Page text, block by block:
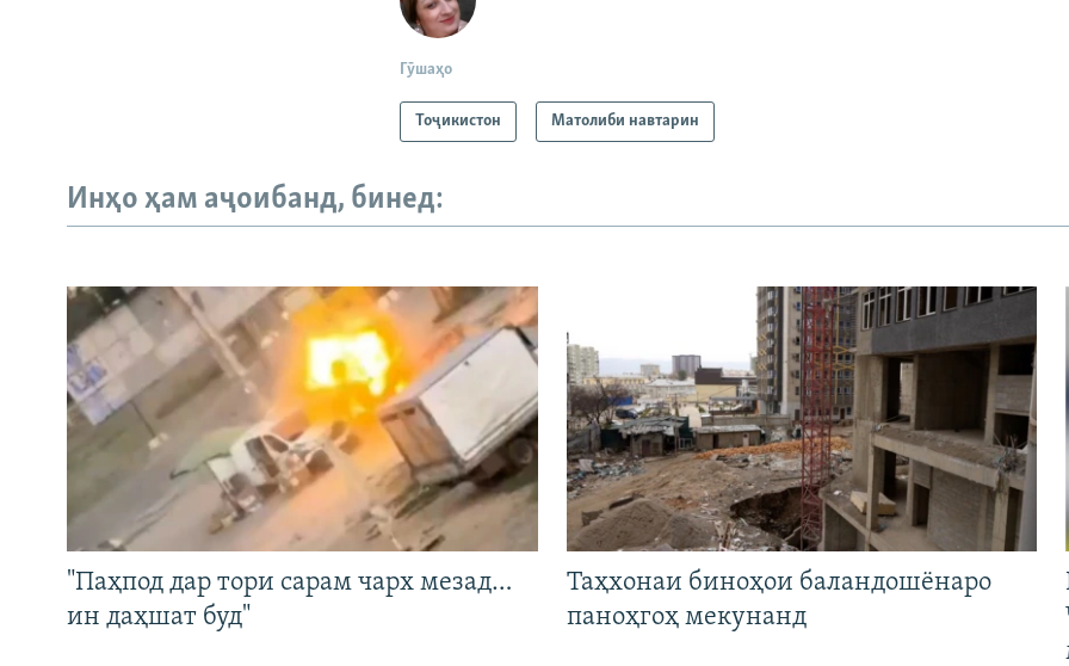
Гӯшаҳо
Тоҷикистон Матолиби навтарин
Инҳо ҳам аҷоибанд, бинед:
"Паҳпод дар тори сарам чарх мезад…
ин даҳшат буд"
Таҳхонаи биноҳои баландошёнаро
паноҳгоҳ мекунанд